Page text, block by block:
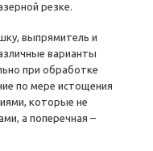
резке.
выпрямитель и
варианты
при обработке
по мере истощения
которые не
а поперечная –